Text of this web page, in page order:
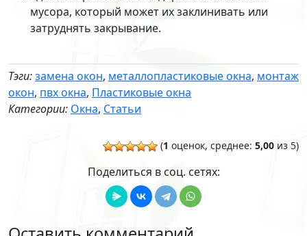
мусора, который может их заклинивать или
затруднять закрывание.
Тэги:замена окон, металлопластиковые окна, монтаж
окон, пвх окна, Пластиковые окна
Категории: Окна, Статьи
(1 оценок, среднее: 5,00 из 5)
Поделиться в соц. сетях: